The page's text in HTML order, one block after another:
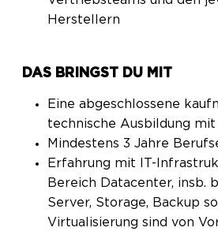
Herstellern
DAS BRINGST DU MIT
Eine abgeschlossene
technische Ausbildung
Mindestens 3 Jahre
Erfahrung mit IT-
Bereich Datacenter, insb.
Server, Storage, Backup
Virtualisierung sind von